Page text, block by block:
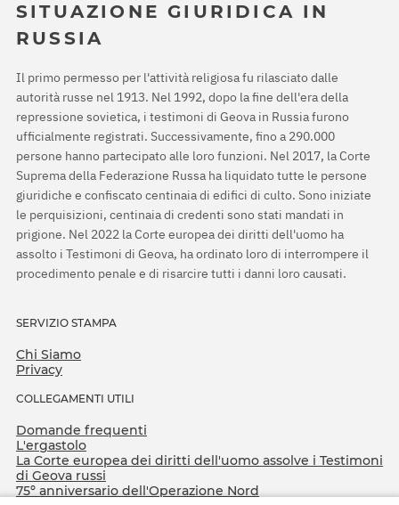
SITUAZIONE GIURIDICA IN
RUSSIA
Il primo permesso per l'attività religiosa fu rilasciato dalle
autorità russe nel 1913. Nel 1992, dopo la fine dell'era della
repressione sovietica, i testimoni di Geova in Russia furono
ufficialmente registrati. Successivamente, fino a 290.000
persone hanno partecipato alle loro funzioni. Nel 2017, la Corte
Suprema della Federazione Russa ha liquidato tutte le persone
giuridiche e confiscato centinaia di edifici di culto. Sono iniziate
le perquisizioni, centinaia di credenti sono stati mandati in
prigione. Nel 2022 la Corte europea dei diritti dell'uomo ha
assolto i Testimoni di Geova, ha ordinato loro di interrompere il
procedimento penale e di risarcire tutti i danni loro causati.
SERVIZIO STAMPA
Chi Siamo
Privacy
COLLEGAMENTI UTILI
Domande frequenti
L'ergastolo
La Corte europea dei diritti dell'uomo assolve i Testimoni
di Geova russi
75º anniversario dell'Operazione Nord